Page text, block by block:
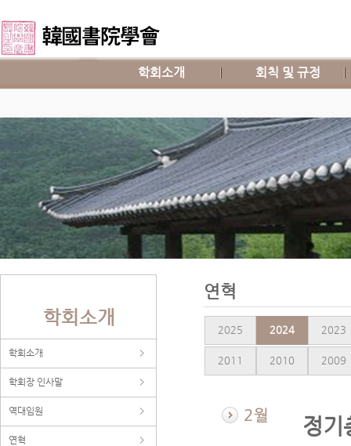
학회소개 회칙 및 규정
학회소개
학회소개
학회장 인사말
역대임원
연혁
연혁
2025 2024 2023
2011 2010 2009
정